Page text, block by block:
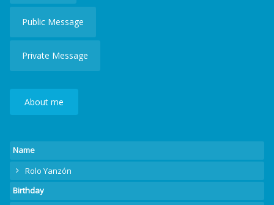
Public Message
Private Message
About me
Name
Rolo Yanzón
Birthday